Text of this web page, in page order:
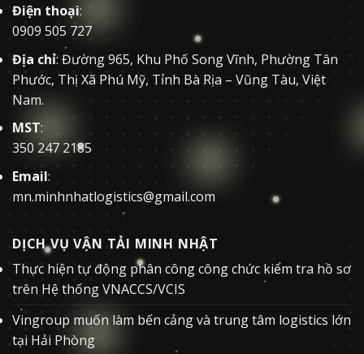
Điện thoại:
0909 505 727
Địa chỉ: Đường 965, Khu Phố Song Vĩnh, Phường Tân
Phước, Thị Xã Phú Mỹ, Tỉnh Bà Rịa – Vũng Tàu, Việt
Nam.
MST:
350 247 2185
Email:
mn.minhnhatlogistics@gmail.com
DỊCH VỤ VẬN TẢI MINH NHẬT
Thực hiện tự động phân công công chức kiểm tra hồ sơ
trên Hệ thống VNACCS/VCIS
Vingroup muốn làm bến cảng và trung tâm logistics lớn
tại Hải Phòng